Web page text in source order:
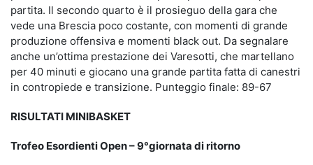
partita. Il secondo quarto è il prosieguo della gara che
vede una Brescia poco costante, con momenti di grande
produzione offensiva e momenti black out. Da segnalare
anche un’ottima prestazione dei Varesotti, che martellano
per 40 minuti e giocano una grande partita fatta di canestri
in contropiede e transizione. Punteggio finale: 89-67
RISULTATI MINIBASKET
Trofeo Esordienti Open – 9°giornata di ritorno